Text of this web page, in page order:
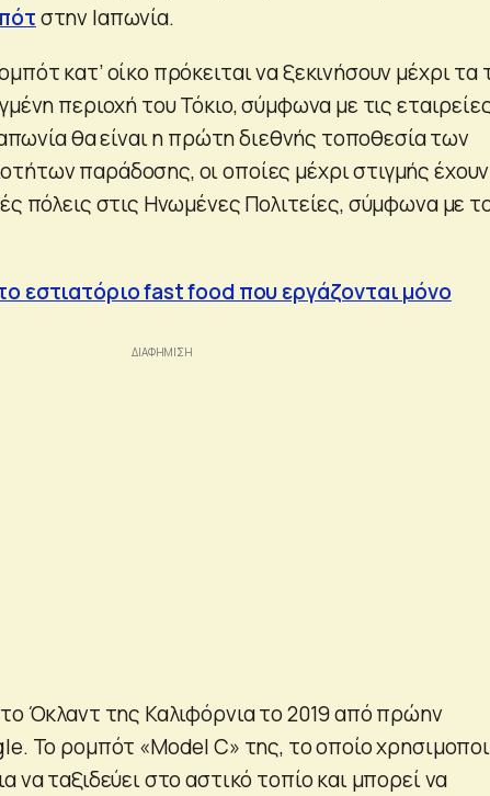
στην Ιαπωνία.
κατ’ οίκο πρόκειται να ξεκινήσουν μέχρι τα
περιοχή του Τόκιο, σύμφωνα με τις
θα είναι η πρώτη διεθνής τοποθεσία των
παράδοσης, οι οποίες μέχρι στιγμής έχουν
πόλεις στις Ηνωμένες Πολιτείες, σύμφωνα με
εστιατόριο fast food που εργάζονται μόνο
Όκλαντ της Καλιφόρνια το 2019 από πρώην
Το ρομπότ «Model C» της, το οποίο
να ταξιδεύει στο αστικό τοπίο και μπορεί να